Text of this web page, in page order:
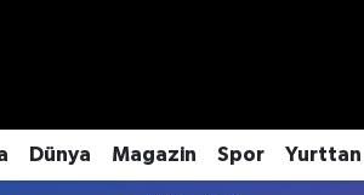
Dünya Magazin Spor Yurttan